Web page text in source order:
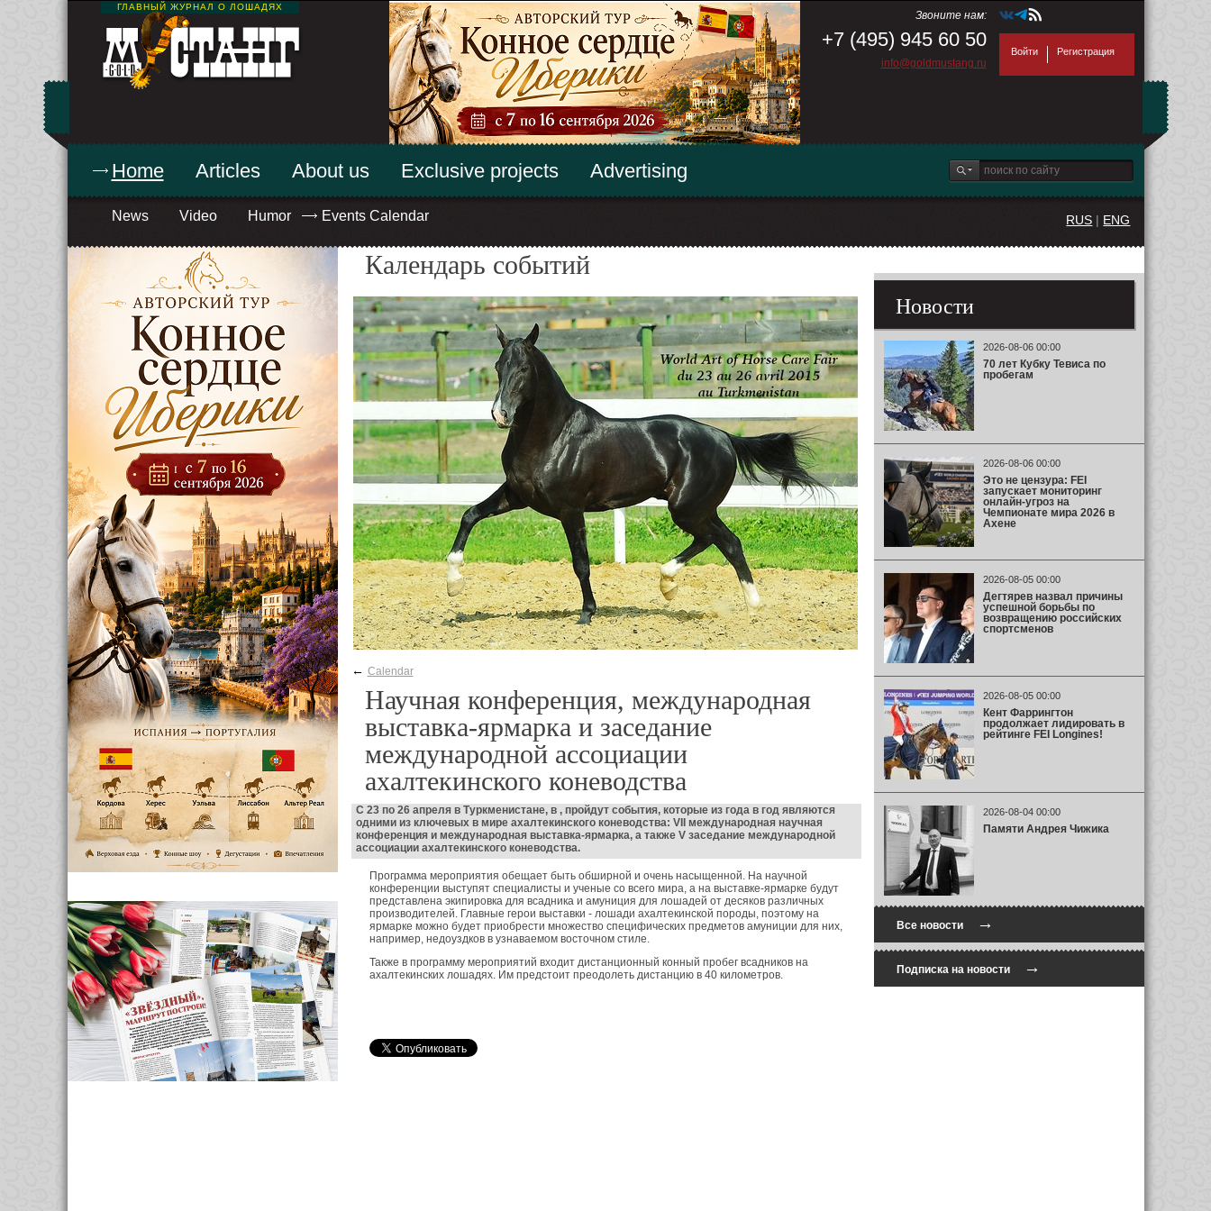
ГЛАВНЫЙ ЖУРНАЛ О ЛОШАДЯХ
Звоните нам:
+7 (495) 945 60 50
info@goldmustang.ru
Войти Регистрация
Home
News Video Humor Events Calendar
Articles About us Exclusive projects Advertising
RUS | ENG
Календарь событий
← Calendar
Научная конференция, международная
выставка-ярмарка и заседание
международной ассоциации
ахалтекинского коневодства
C 23 по 26 апреля в Туркменистане, в , пройдут события, которые из года в год являются
одними из ключевых в мире ахалтекинского коневодства: VII международная научная
конференция и международная выставка-ярмарка, а также V заседание международной
ассоциации ахалтекинского коневодства.
Программа мероприятия обещает быть обширной и очень насыщенной. На научной
конференции выступят специалисты и ученые со всего мира, а на выставке-ярмарке будут
представлена экипировка для всадника и амуниция для лошадей от десяков различных
производителей. Главные герои выставки - лошади ахалтекинской породы, поэтому на
ярмарке можно будет приобрести множество специфических предметов амуниции для них,
например, недоуздков в узнаваемом восточном стиле.
Также в программу мероприятий входит дистанционный конный пробег всадников на
ахалтекинских лошадях. Им предстоит преодолеть дистанцию в 40 километров.
Новости
2026-08-06 00:00
70 лет Кубку Тевиса по
пробегам
2026-08-06 00:00
Это не цензура: FEI
запускает мониторинг
онлайн-угроз на
Чемпионате мира 2026 в
Ахене
2026-08-05 00:00
Дегтярев назвал причины
успешной борьбы по
возвращению российских
спортсменов
2026-08-05 00:00
Кент Фаррингтон
продолжает лидировать в
рейтинге FEI Longines!
2026-08-04 00:00
Памяти Андрея Чижика
Все новости→
Подписка на новости→